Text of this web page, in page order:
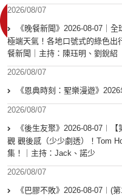
2026/08/07
《晚餐新聞》2026-08-07｜
極端天氣！各地口號式的綠色出
餐新聞｜主持：陳珏明、劉銳紹
2026/08/07
《恩典時刻：聖樂漫遊》
2026/08/07
《後生友聚》2026-08-07︱
觀 觀後感（少少劇透）！Tom
集！｜主持：Jack、諾少
2026/08/07
《巴膠不敗》2026-08-07︱(